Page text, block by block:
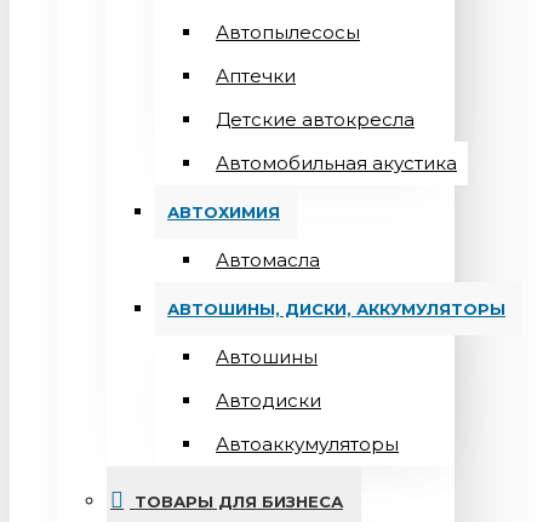
Автопылесосы
Аптечки
Детские автокресла
Автомобильная акустика
АВТОХИМИЯ
Автомасла
АВТОШИНЫ, ДИСКИ, АККУМУЛЯТОРЫ
Автошины
Автодиски
Автоаккумуляторы
ТОВАРЫ ДЛЯ БИЗНЕСА